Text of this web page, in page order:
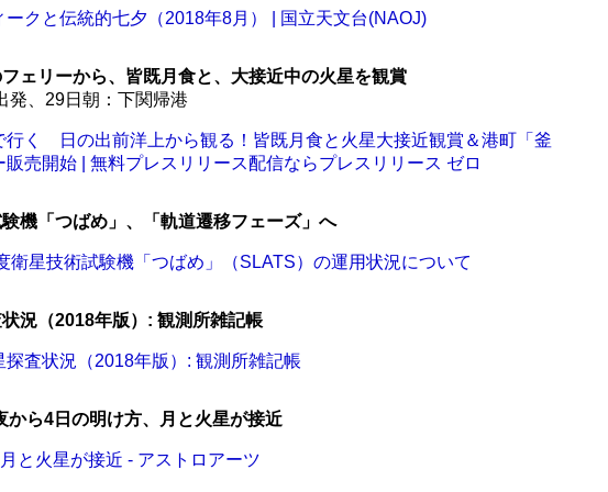
ークと伝統的七夕（2018年8月） | 国立天文台(NAOJ)
ェリーから、皆既月食と、大接近中の火星を観賞
発、29日朝：下関帰港
行く 日の出前洋上から観る！皆既月食と火星大接近観賞＆港町「釜
販売開始 | 無料プレスリリース配信ならプレスリリース ゼロ
機「つばめ」、「軌道遷移フェーズ」へ
衛星技術試験機「つばめ」（SLATS）の運用状況について
況（2018年版）: 観測所雑記帳
探査状況（2018年版）: 観測所雑記帳
から4日の明け方、月と火星が接近
と火星が接近 - アストロアーツ